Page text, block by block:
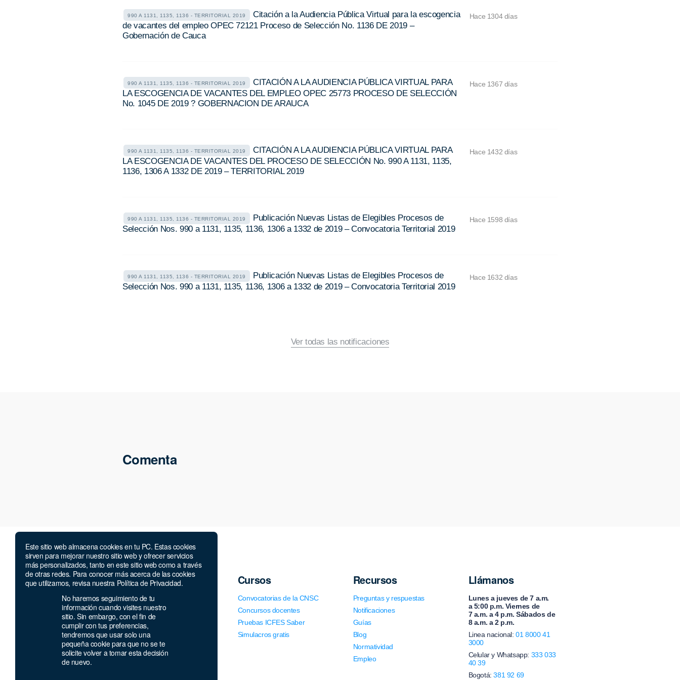
Este sitio web almacena cookies en tu PC. Estas cookies
sirven para mejorar nuestro sitio web y ofrecer servicios
más personalizados, tanto en este sitio web como a través
de otras redes. Para conocer más acerca de las cookies
que utilizamos, revisa nuestra Política de Privacidad.
No haremos seguimiento de tu
información cuando visites nuestro
sitio. Sin embargo, con el fin de
cumplir con tus preferencias,
tendremos que usar solo una
pequeña cookie para que no se te
solicite volver a tomar esta decisión
de nuevo.
990 A 1131, 1135, 1136 - TERRITORIAL 2019
Citación a la Audiencia Pública Virtual para la escogencia
de vacantes del empleo OPEC 72121 Proceso de Selección No. 1136 DE 2019 –
Gobernación de Cauca
Hace 1304 días
990 A 1131, 1135, 1136 - TERRITORIAL 2019
CITACIÓN A LA AUDIENCIA PÚBLICA VIRTUAL PARA
LA ESCOGENCIA DE VACANTES DEL EMPLEO OPEC 25773 PROCESO DE SELECCIÓN
No. 1045 DE 2019 ? GOBERNACION DE ARAUCA
Hace 1367 días
990 A 1131, 1135, 1136 - TERRITORIAL 2019
CITACIÓN A LA AUDIENCIA PÚBLICA VIRTUAL PARA
LA ESCOGENCIA DE VACANTES DEL PROCESO DE SELECCIÓN No. 990 A 1131, 1135,
1136, 1306 A 1332 DE 2019 – TERRITORIAL 2019
Hace 1432 días
990 A 1131, 1135, 1136 - TERRITORIAL 2019
Publicación Nuevas Listas de Elegibles Procesos de
Selección Nos. 990 a 1131, 1135, 1136, 1306 a 1332 de 2019 – Convocatoria Territorial 2019
Hace 1598 días
990 A 1131, 1135, 1136 - TERRITORIAL 2019
Publicación Nuevas Listas de Elegibles Procesos de
Selección Nos. 990 a 1131, 1135, 1136, 1306 a 1332 de 2019 – Convocatoria Territorial 2019
Hace 1632 días
Ver todas las notificaciones
Comenta
Compañía
Nosotros
Alianzas
Contacto
Política de privacidad
Términos y condiciones
Cursos
Convocatorias de la CNSC
Concursos docentes
Pruebas ICFES Saber
Simulacros gratis
Recursos
Preguntas y respuestas
Notificaciones
Guías
Blog
Normatividad
Empleo
Llámanos
Lunes a jueves de 7 a.m.
a 5:00 p.m. Viernes de
7 a.m. a 4 p.m. Sábados de
8 a.m. a 2 p.m.
Linea nacional:01 8000 41
3000
Celular y Whatsapp: 333 033
40 39
Bogotá:381 92 69